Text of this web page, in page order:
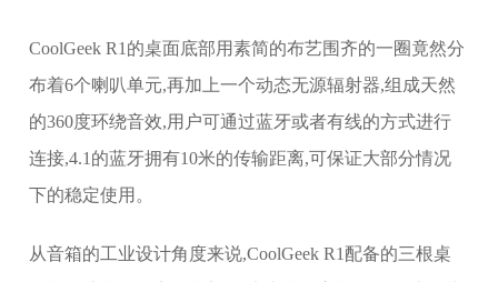
CoolGeek R1的桌面底部用素简的布艺围齐的一圈竟然分
布着6个喇叭单元,再加上一个动态无源辐射器,组成天然
的360度环绕音效,用户可通过蓝牙或者有线的方式进行
连接,4.1的蓝牙拥有10米的传输距离,可保证大部分情况
下的稳定使用。
从音箱的工业设计角度来说,CoolGeek R1配备的三根桌